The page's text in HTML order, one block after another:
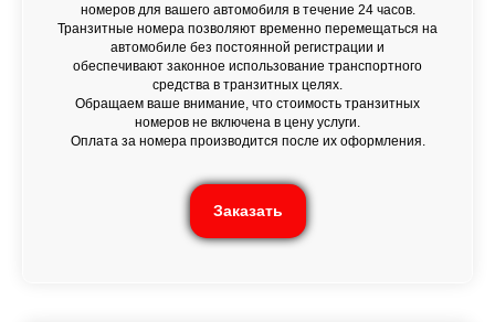
номеров для вашего автомобиля в течение 24 часов.
Транзитные номера позволяют временно перемещаться на
автомобиле без постоянной регистрации и
обеспечивают законное использование транспортного
средства в транзитных целях.
Обращаем ваше внимание, что стоимость транзитных
номеров не включена в цену услуги.
Оплата за номера производится после их оформления.
Заказать